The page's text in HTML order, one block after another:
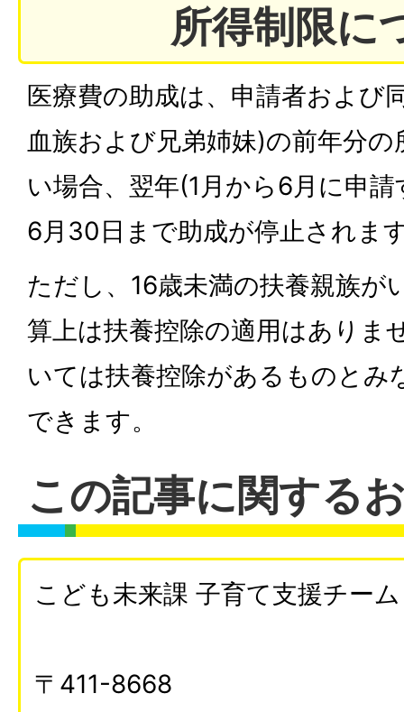
所得制限に
医療費の助成は、申請者および
血族および兄弟姉妹)の前年分
い場合、翌年(1月から6月に申
6月30日まで助成が停止されま
ただし、16歳未満の扶養親族が
算上は扶養控除の適用はありま
いては扶養控除があるものとみ
できます。
この記事に関する
こども未来課 子育て支援チーム
〒411-8668